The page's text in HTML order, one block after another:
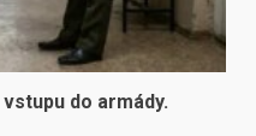
do armády.